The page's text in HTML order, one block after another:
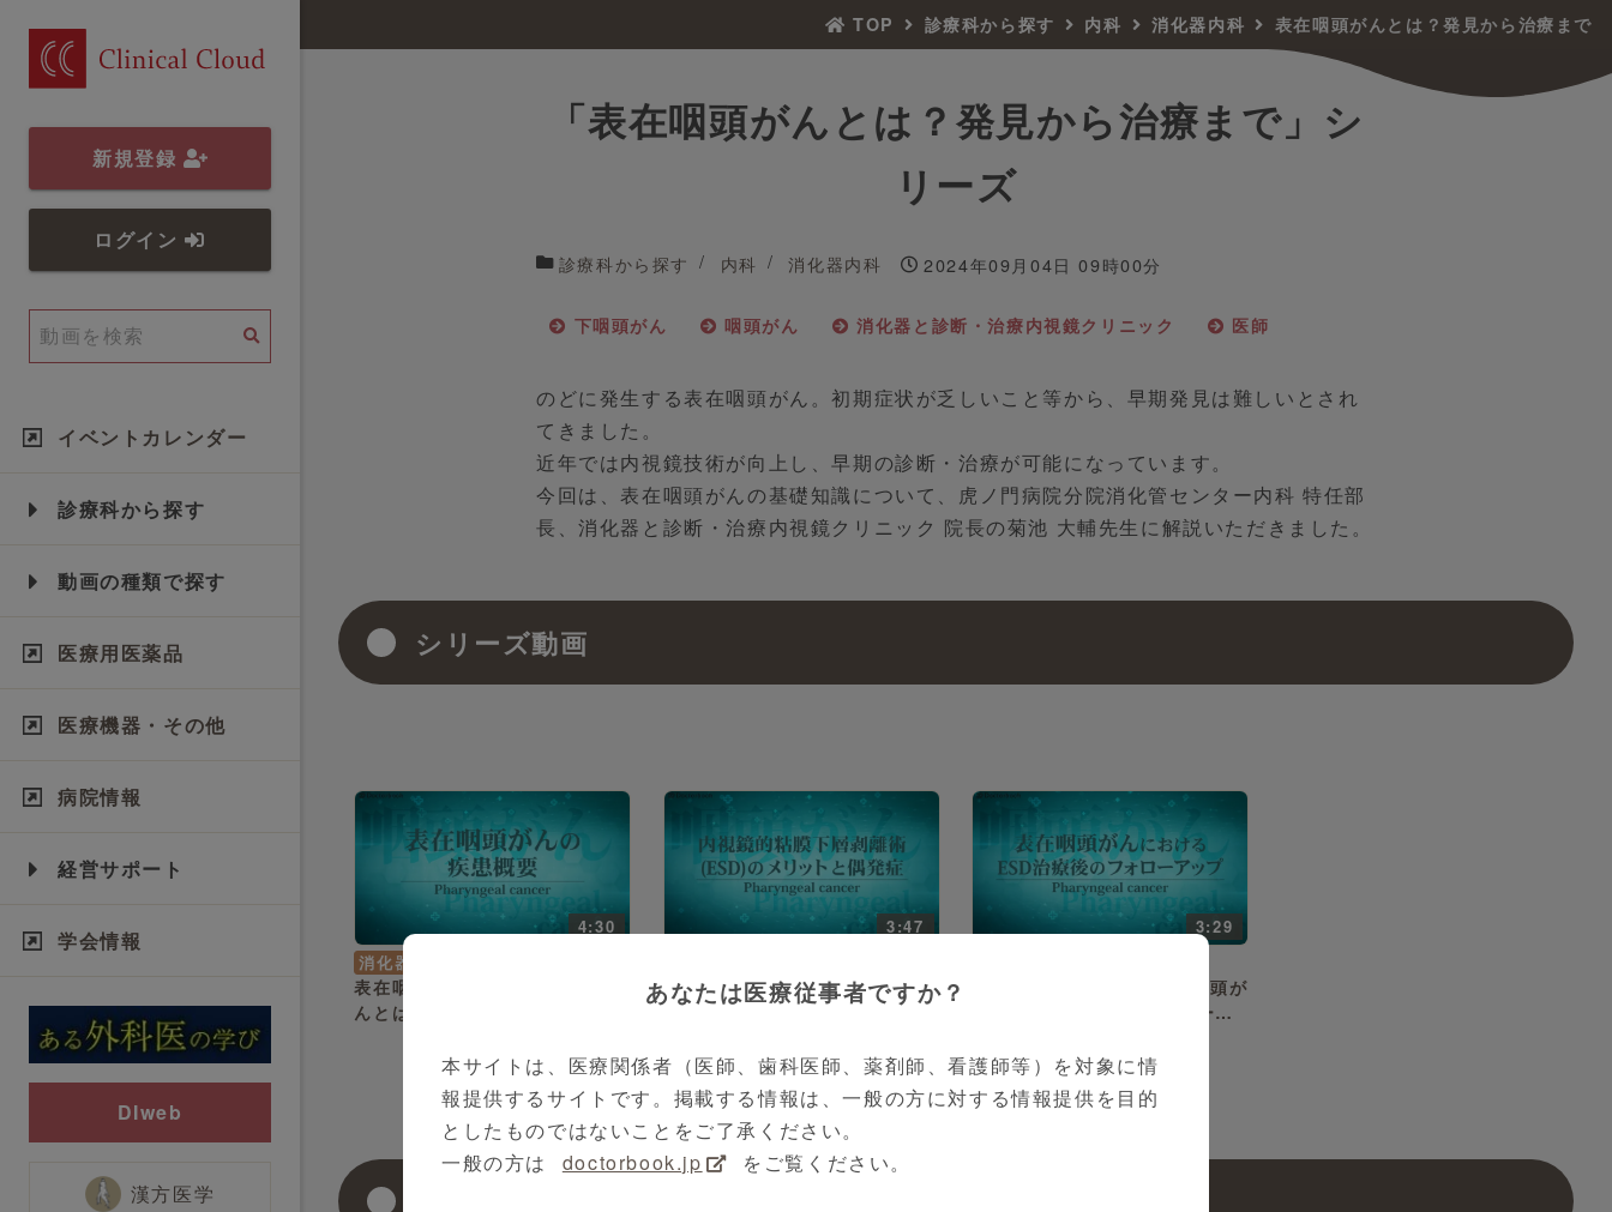
新規登録
ログイン
イベントカレンダー
診療科から探す
動画の種類で探す
医療用医薬品
医療機器・その他
病院情報
経営サポート
学会情報
DIweb
漢方医学
TOP 診療科から探す 内科 消化器内科 表在咽頭がんとは？発見から治療まで
「表在咽頭がんとは？発見から治療まで」シ
リーズ
診療科から探す 内科 消化器内科 2024年09月04日 09時00分
下咽頭がん 咽頭がん 消化器と診断・治療内視鏡クリニック 医師
のどに発生する表在咽頭がん。初期症状が乏しいこと等から、早期発見は難しいとされ
てきました。
近年では内視鏡技術が向上し、早期の診断・治療が可能になっています。
今回は、表在咽頭がんの基礎知識について、虎ノ門病院分院消化管センター内科 特任部
長、消化器と診断・治療内視鏡クリニック 院長の菊池 大輔先生に解説いただきました。
シリーズ動画
4:30
消化器内科
表在咽頭がんpart1～表在咽頭が
んとは？症状や気づくきっかけ
3:47
表在咽頭がんpart２～表在咽頭
がんの治療法：内視鏡的粘膜下
3:29
表在咽頭がんpart3～表在咽頭が
んの内視鏡治療後のフォローア
あなたは医療従事者ですか？
本サイトは、医療関係者（医師、歯科医師、薬剤師、看護師等）を対象に情
報提供するサイトです。掲載する情報は、一般の方に対する情報提供を目的
としたものではないことをご了承ください。
一般の方は
doctorbook.jp をご覧ください。